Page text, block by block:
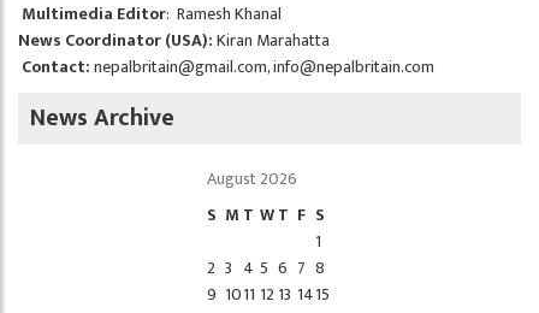
Multimedia Editor: Ramesh Khanal
News Coordinator (USA):Kiran Marahatta
Contact:nepalbritain@gmail.com,info@nepalbritain.com
News Archive
August 2026
S M T WT F S
1
2 3 4 5 6 7 8
9 1011 12 13 1415